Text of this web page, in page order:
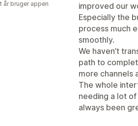
improved our
Especially the
process much
smoothly.
We haven’t
path to
more channels
The whole
needing a lot
always been
år bruger appen